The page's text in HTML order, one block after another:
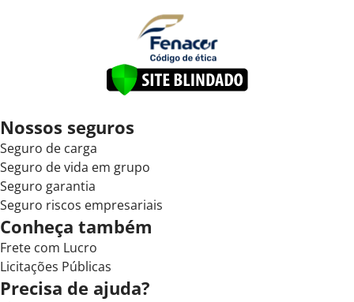
Nossos seguros
Seguro de carga
Seguro de vida em grupo
Seguro garantia
Seguro riscos empresariais
Conheça também
Frete com Lucro
Licitações Públicas
Precisa de ajuda?